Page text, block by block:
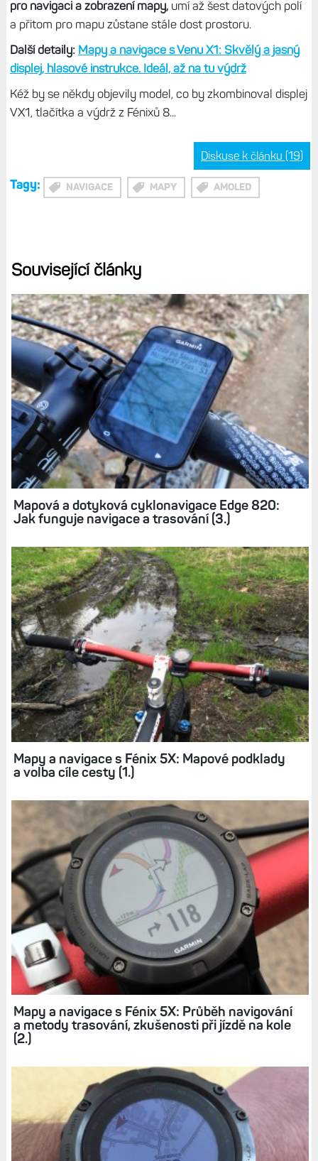
pro navigaci a zobrazení mapy,umí až šest datových polí
a přitom pro mapu zůstane stále dost prostoru.
Další detaily: Mapy a navigace s Venu X1: Skvělý a jasný
displej, hlasové instrukce. Ideál, až na tu výdrž
Kéž by se někdy objevily model, co by zkombinoval displej
VX1, tlačítka a výdrž z Fénixů 8...
Diskuse k článku (19)
Tagy: NAVIGACE MAPY AMOLED
Související články
Mapová a dotyková cyklonavigace Edge 820:
Jak funguje navigace a trasování (3.)
Mapy a navigace s Fénix 5X: Mapové podklady
a volba cíle cesty (1.)